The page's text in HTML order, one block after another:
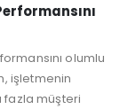
olumlu
işletmenin
fazla müşteri